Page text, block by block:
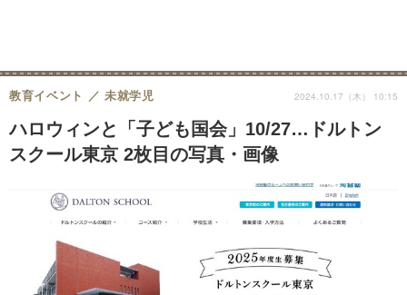
ハロウィンと「子ども国会」10/27…ドルトン
スクール東京 2枚目の写真・画像
教育イベント 未就学児 2024.10.17（木） 10:15